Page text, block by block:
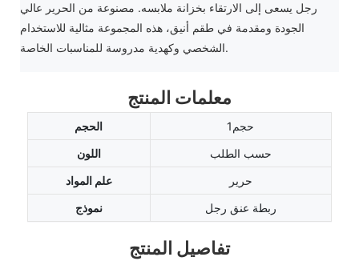
رجل يسعى إلى الارتقاء بخزانة ملابسه. مصنوعة من الحرير عالي
الجودة ومقدمة في طقم أنيق، هذه المجموعة مثالية للاستخدام
الشخصي وكهدية مدروسة للمناسبات الخاصة.
معلمات المنتج
الحجم
حجم1
اللون
حسب الطلب
علم المواد
حرير
نموذج
ربطة عنق رجل
تفاصيل المنتج